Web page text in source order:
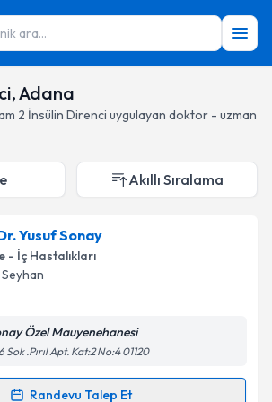
ara...
Adana
2 İnsülin Direnci uygulayan doktor - uzman
Akıllı Sıralama
Yusuf Sonay
- İç Hastalıkları
Seyhan
Özel Mauyenehanesi
Sok .Pırıl Apt. Kat:2 No:4 01120
Randevu Talep Et